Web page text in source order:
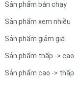
Sản phẩm bán chạy
Sản phẩm xem nhiều
Sản phẩm giảm giá
Sản phẩm thấp -> cao
Sản phẩm cao -> thấp